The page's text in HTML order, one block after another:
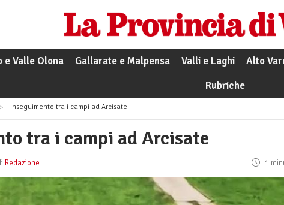
e Valle Olona Gallarate e Malpensa Valli e Laghi Alto
Rubriche
Inseguimento tra i campi ad Arcisate
tra i campi ad Arcisate
Redazione 1